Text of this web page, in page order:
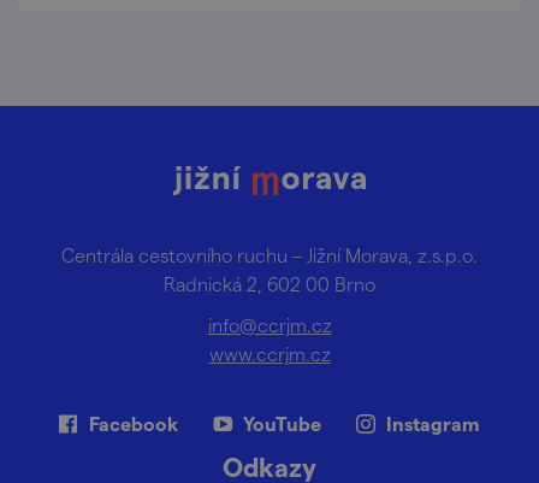
Centrála cestovního ruchu – Jižní Morava, z.s.p.o.
Radnická 2, 602 00 Brno
info@ccrjm.cz
www.ccrjm.cz
Facebook YouTube Instagram
Odkazy